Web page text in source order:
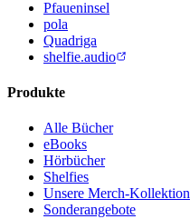
Pfaueninsel
pola
Quadriga
shelfie.audio
Produkte
Alle Bücher
eBooks
Hörbücher
Shelfies
Unsere Merch-Kollektion
Sonderangebote